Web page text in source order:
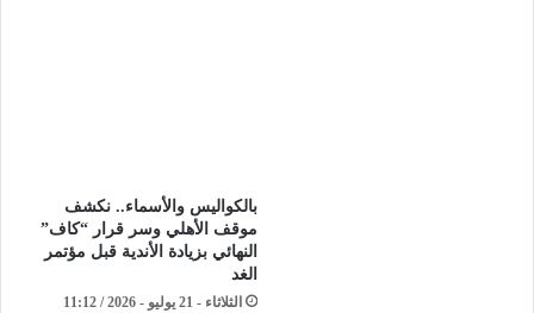
بالكواليس والأسماء.. نكشف
موقف الأهلي وسر قرار “كاف”
النهائي بزيادة الأندية قبل مؤتمر
الغد
الثلاثاء - 21 يوليو - 2026 / 11:12